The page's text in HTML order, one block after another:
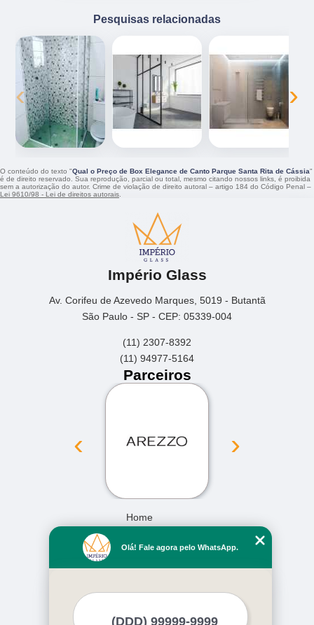
Pesquisas relacionadas
‹ ›
O conteúdo do texto "Qual o Preço de Box Elegance de Canto Parque Santa Rita de Cássia"
é de direito reservado. Sua reprodução, parcial ou total, mesmo citando nossos links, é proibida
sem a autorização do autor. Crime de violação de direito autoral – artigo 184 do Código Penal –
Lei 9610/98 - Lei de direitos autorais
Império Glass
Av. Corifeu de Azevedo Marques, 5019 - Butantã
São Paulo - SP - CEP: 05339-004
(11) 2307-8392
(11) 94977-5164
Parceiros
‹ ›
Home
Missão
Olá! Fale agora pelo WhatsApp.